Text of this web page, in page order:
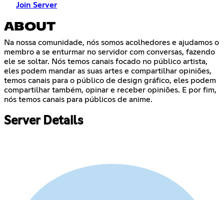
Join Server
ABOUT
Na nossa comunidade, nós somos acolhedores e ajudamos o
membro a se enturmar no servidor com conversas, fazendo
ele se soltar. Nós temos canais focado no público artista,
eles podem mandar as suas artes e compartilhar opiniões,
temos canais para o público de design gráfico, eles podem
compartilhar também, opinar e receber opiniões. E por fim,
nós temos canais para públicos de anime.
Server Details